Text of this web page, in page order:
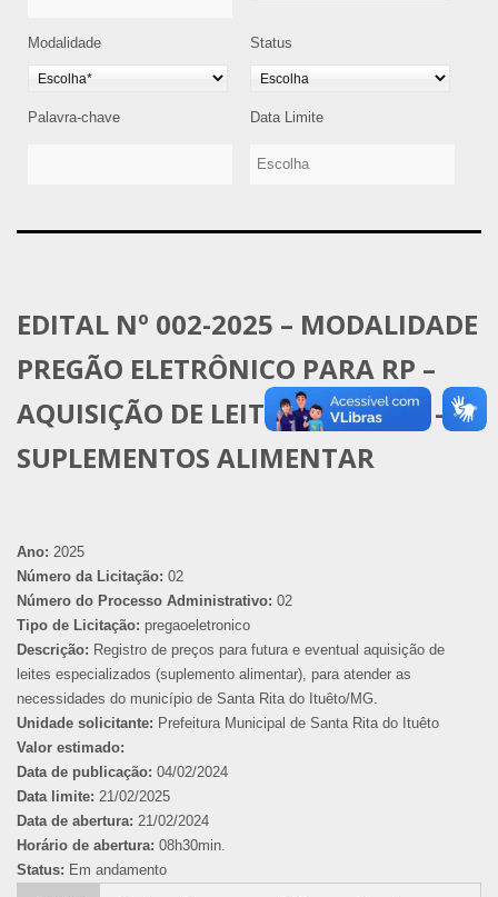
Modalidade Status
Palavra-chave Data Limite
EDITAL Nº 002-2025 – MODALIDADE
PREGÃO ELETRÔNICO PARA RP –
AQUISIÇÃO DE LEITES ESPECIAIS –
SUPLEMENTOS ALIMENTAR
Ano: 2025
Número da Licitação: 02
Número do Processo Administrativo: 02
Tipo de Licitação: pregaoeletronico
Descrição: Registro de preços para futura e eventual aquisição de
leites especializados (suplemento alimentar), para atender as
necessidades do município de Santa Rita do Ituêto/MG.
Unidade solicitante: Prefeitura Municipal de Santa Rita do Ituêto
Valor estimado:
Data de publicação: 04/02/2024
Data limite: 21/02/2025
Data de abertura: 21/02/2024
Horário de abertura: 08h30min.
Status: Em andamento